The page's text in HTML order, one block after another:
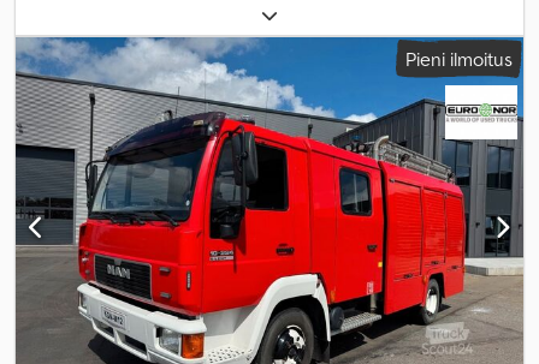
, akselikokoonpano:
vaihteistotyyppi:mekaaninen, Varusteet:ABS,
Pieni ilmoitus